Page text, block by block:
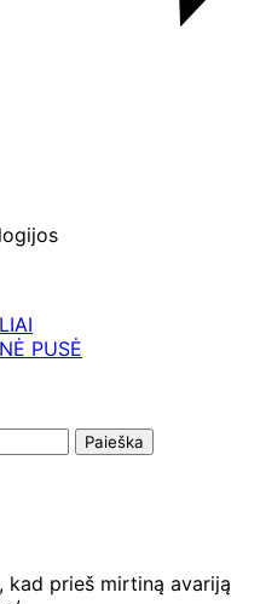
PUSĖ
kad prieš mirtiną avariją